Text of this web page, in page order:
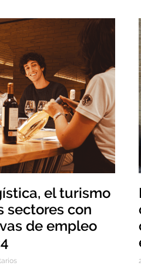
el turismo
sectores con
de empleo